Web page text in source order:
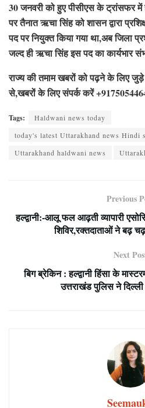
30 जनवरी को हुए पीसीएस के ट्रांसफर में
पर तैनात ऋचा सिंह को शासन द्वारा
पद पर नियुक्त किया गया था,अब जिला
जल्द ही ऋचा सिंह इस पद का कार्यभार
राज्य की तमाम खबरों को पढ़ने के लिए जुड़े
से,खबरों के लिए संपर्क करें
Tags:
Haldwani news today
today's latest Uttarakhand news Hindi
Uttarakhand haldwani news
Previous
हल्द्वानी:-आलू फल आढ़ती व्यापारी
शिविर,रक्तदाताओं ने बढ़
Next
बिग ब्रेकिन : हल्द्वानी हिंसा के
उत्तराखंड पुलिस ने दिल्ली